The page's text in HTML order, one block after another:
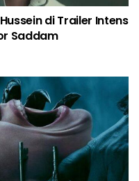
di Trailer Intens
Saddam